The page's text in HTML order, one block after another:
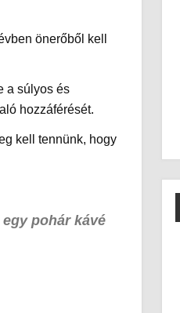
önerőből kell
a súlyos és
hozzáférését.
kell tennünk, hogy
pohár kávé